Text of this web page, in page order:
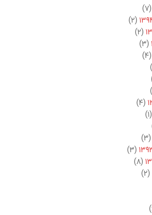
(۷)
(۲)
(۲)
(۳)
(۴)
(۴)
(۱)
(۳)
(۳)
(۸)
(۲)